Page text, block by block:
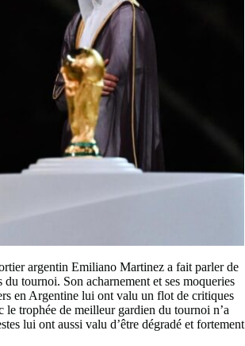
argentin Emiliano Martinez a fait parler de
tournoi. Son acharnement et ses moqueries
en Argentine lui ont valu un flot de critiques
le trophée de meilleur gardien du tournoi n’a
lui ont aussi valu d’être dégradé et fortement